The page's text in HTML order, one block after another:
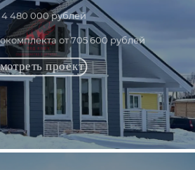
4 480 000 рублей
от 705 600 рублей